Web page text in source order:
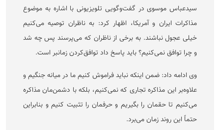
سیدعباس موسوی در گفت‌وگویی تلویزیونی با اشاره به موضوع
مذاکرات ایران و آمریکا، اظهار کرد: به ناظران توصیه می‌کنیم
خیلی عجول نباشند. به برخی از ناظران که می‌پرسند پس چه شد
و چرا توافق نمی‌کنیم؟ باید پاسخ داد توافق‌کردن زمانبر است.
وی ادامه داد: ضمن اینکه نباید فراموش کنیم ما در میانه جنگیم و
علاوه‌بر این مذاکره تجاری که نمی‌کنیم، بلکه با دشمن‌مان مذاکره
می‌کنیم تا حقمان را بگیریم و حرفمان را تثبیت کنیم و بنابراین
حتماً این روند زمان می‌برد.